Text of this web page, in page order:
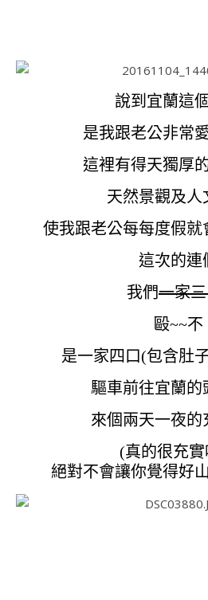
說到宜蘭這
是我跟老公非常
這裡有得天獨厚
天然景觀及人
使我跟老公每每度假就
這次的連
我們一家
毆~~不
是一家四口(包含肚
驅車前往宜蘭的
來個兩天一夜的
(真的很充
絕對不會讓你覺得好